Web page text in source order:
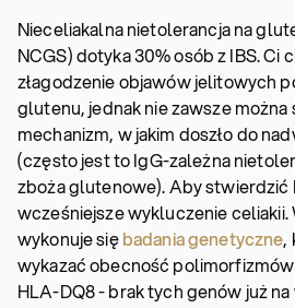
Nieceliakalna nietolerancja na
NCGS) dotyka 30% osób z IBS. Ci
złagodzenie objawów jelitowych
glutenu, jednak nie zawsze
mechanizm, w jakim doszło do
(często jest to IgG-zależna
zboża glutenowe). Aby stwierdzić
wcześniejsze wykluczenie
wykonuje siębadania genetyczne,
wykazać obecność
HLA-DQ8 - brak tych genów już